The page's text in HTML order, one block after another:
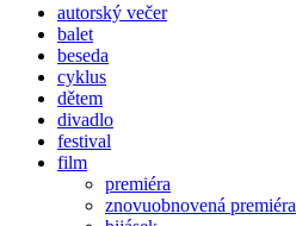
autorský večer
balet
beseda
cyklus
dětem
divadlo
festival
film
premiéra
znovuobnovená premiéra